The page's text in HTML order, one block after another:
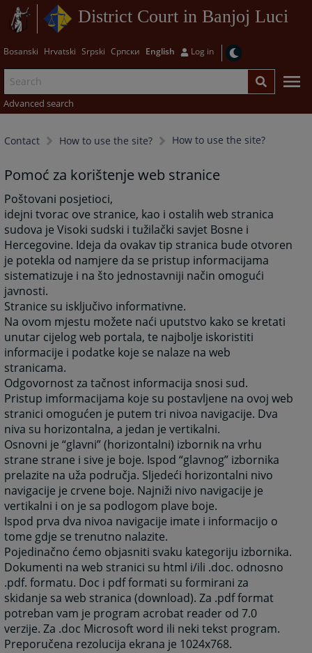
District Court in Banjoj Luci
Bosanski Hrvatski Srpski Српски English Log in
Advanced search
Contact How to use the site? How to use the site?
Pomoć za korištenje web stranice
Poštovani posjetioci,
idejni tvorac ove stranice, kao i ostalih web stranica
sudova je Visoki sudski i tužilački savjet Bosne i
Hercegovine. Ideja da ovakav tip stranica bude otvoren
je potekla od namjere da se pristup informacijama
sistematizuje i na što jednostavniji način omogući
javnosti.
Stranice su isključivo informativne.
Na ovom mjestu možete naći uputstvo kako se kretati
unutar cijelog web portala, te najbolje iskoristiti
informacije i podatke koje se nalaze na web
stranicama.
Odgovornost za tačnost informacija snosi sud.
Pristup imformacijama koje su postavljene na ovoj web
stranici omogućen je putem tri nivoa navigacije. Dva
niva su horizontalna, a jedan je vertikalni.
Osnovni je “glavni” (horizontalni) izbornik na vrhu
strane strane i sive je boje. Ispod “glavnog” izbornika
prelazite na uža područja. Sljedeći horizontalni nivo
navigacije je crvene boje. Najniži nivo navigacije je
vertikalni i on je sa podlogom plave boje.
Ispod prva dva nivoa navigacije imate i informacijo o
tome gdje se trenutno nalazite.
Pojedinačno ćemo objasniti svaku kategoriju izbornika.
Dokumenti na web stranici su html i/ili .doc. odnosno
.pdf. formatu. Doc i pdf formati su formirani za
skidanje sa web stranica (download). Za .pdf format
potreban vam je program acrobat reader od 7.0
verzije. Za .doc Microsoft word ili neki tekst program.
Preporučena rezolucija ekrana je 1024x768.